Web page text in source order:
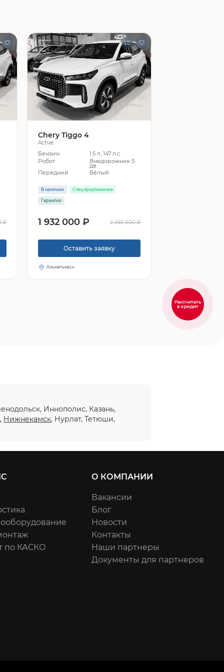
₽
Chery Tiggo 4
Active
Бензин
1.5 л, 147 л.с.
Робот
Внедорожник 5
дв.
Передний
Белый
В наличии Спецпредложение
Гарантия
1 932 000 ₽ 2 265 000 ₽
Оставить заявку
Альметьевск
Иннополис, Казань,
, Нижнекамск, Нурлат, Тетюши,
по КАСКО
О КОМПАНИИ
Вакансии
Блог
Новости
Контакты
Наши партнеры
Документы для партнеров
Рассчитать
в кредит